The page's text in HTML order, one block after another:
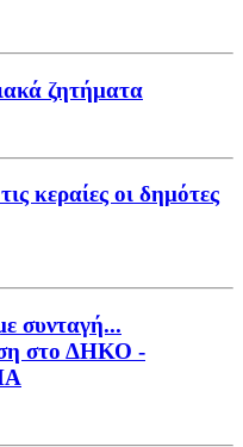
ζητήματα
κεραίες οι δημότες
συνταγή...
στο ΔΗΚΟ -